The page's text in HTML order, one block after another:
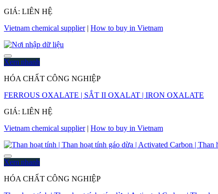
GIÁ: LIÊN HỆ
Vietnam chemical supplier| How to buy in Vietnam
Xem nhanh
HÓA CHẤT CÔNG NGHIỆP
FERROUS OXALATE | SẮT II OXALAT | IRON OXALATE
GIÁ: LIÊN HỆ
Vietnam chemical supplier| How to buy in Vietnam
Xem nhanh
HÓA CHẤT CÔNG NGHIỆP